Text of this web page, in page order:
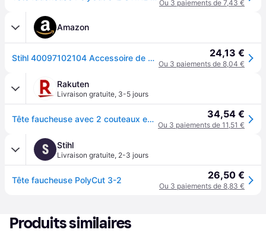
Ou 3 paiements de 7,43 €
Amazon
Stihl 40097102104 Accessoire de débroussailleuses et Coupe-Bordures Tête de débroussaillage 24,13 €
Ou 3 paiements de 8,04 €
Rakuten
Livraison gratuite, 3-5 jours
Tête faucheuse avec 2 couteaux en plastique, Stihl Polycut C 3-2 34,54 €
Ou 3 paiements de 11,51 €
S Stihl
Livraison gratuite, 2-3 jours
Tête faucheuse PolyCut 3-2 26,50 €
Ou 3 paiements de 8,83 €
Produits similaires